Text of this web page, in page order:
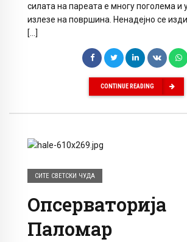
силата на пареата е многу поголема и
излезе на површина. Ненадејно се
[…]
CONTINUE READING
СИТЕ СВЕТСКИ ЧУДА
Опсерваторија
Паломар